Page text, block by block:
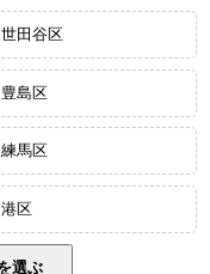
世田谷区
豊島区
練馬区
港区